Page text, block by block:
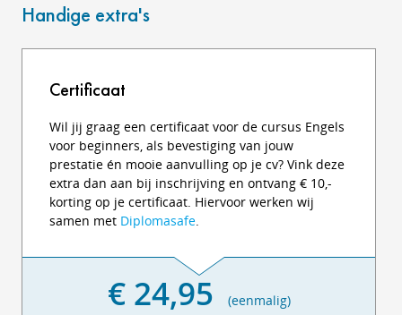
Handige extra's
Certificaat
Wil jij graag een certificaat voor de cursus Engels
voor beginners, als bevestiging van jouw
prestatie én mooie aanvulling op je cv? Vink deze
extra dan aan bij inschrijving en ontvang € 10,-
korting op je certificaat. Hiervoor werken wij
samen met Diplomasafe.
€ 24,95 (eenmalig)